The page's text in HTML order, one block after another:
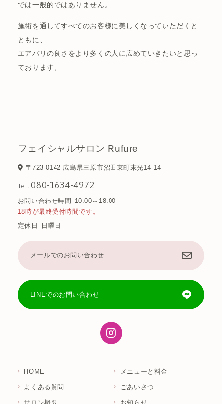
では一般的ではありません。
施術を通してすべてのお客様に美しくなっていただくと
ともに、
エアバリの良さをより多くの人に広めていきたいと思っ
ております。
フェイシャルサロン Rufure
〒723-0142 広島県三原市沼田東町末光14-14
Tel. 080-1634-4972
お問い合わせ時間
10:00～18:00
18時が最終受付時間です。
定休日 日曜日
メールでのお問い合わせ
LINEでのお問い合わせ
HOME メニューと料金
よくある質問 ごあいさつ
サロン概要 お知らせ